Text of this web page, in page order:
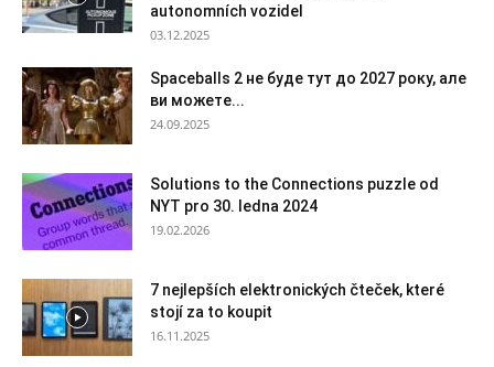
autonomních vozidel
03.12.2025
Spaceballs 2 не буде тут до 2027 року, але
ви можете...
24.09.2025
Solutions to the Connections puzzle od
NYT pro 30. ledna 2024
19.02.2026
7 nejlepších elektronických čteček, které
stojí za to koupit
16.11.2025